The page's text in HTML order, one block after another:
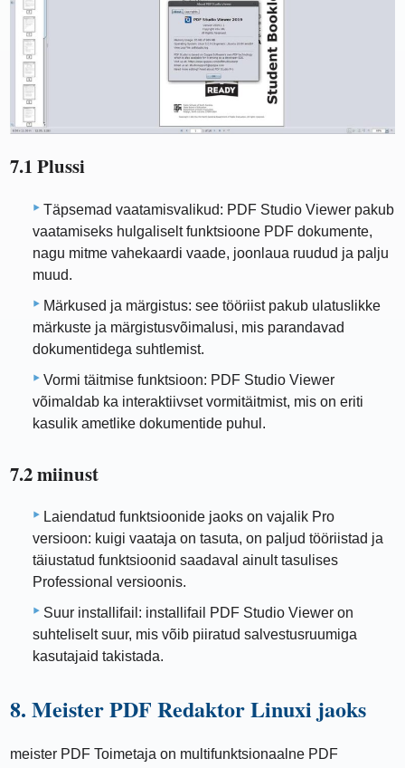
7.1 Plussi
Täpsemad vaatamisvalikud: PDF Studio Viewer pakub
vaatamiseks hulgaliselt funktsioone PDF dokumente,
nagu mitme vahekaardi vaade, joonlaua ruudud ja palju
muud.
Märkused ja märgistus: see tööriist pakub ulatuslikke
märkuste ja märgistusvõimalusi, mis parandavad
dokumentidega suhtlemist.
Vormi täitmise funktsioon: PDF Studio Viewer
võimaldab ka interaktiivset vormitäitmist, mis on eriti
kasulik ametlike dokumentide puhul.
7.2 miinust
Laiendatud funktsioonide jaoks on vajalik Pro
versioon: kuigi vaataja on tasuta, on paljud tööriistad ja
täiustatud funktsioonid saadaval ainult tasulises
Professional versioonis.
Suur installifail: installifail PDF Studio Viewer on
suhteliselt suur, mis võib piiratud salvestusruumiga
kasutajaid takistada.
8. Meister PDF Redaktor Linuxi jaoks
meister PDF Toimetaja on multifunktsionaalne PDF